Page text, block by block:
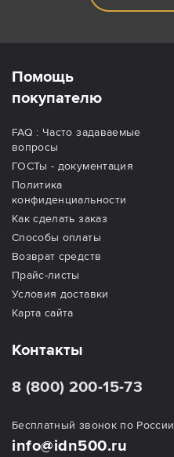
Помощь
покупателю
FAQ : Часто задаваемые
вопросы
ГОСТы - документация
Политика
конфиденциальности
Как сделать заказ
Способы оплаты
Возврат средств
Прайс-листы
Условия доставки
Карта сайта
Контакты
8 (800) 200-15-73
Бесплатный звонок по России
info@idn500.ru